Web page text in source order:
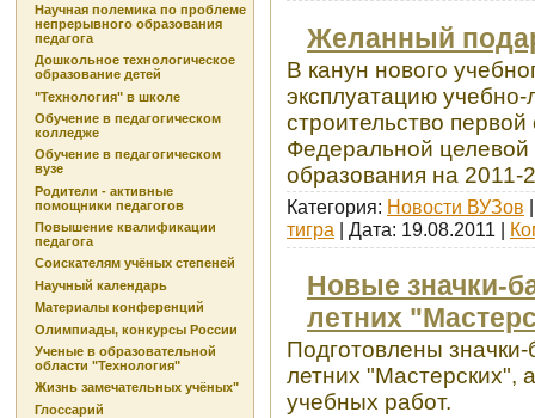
Научная полемика по проблеме
непрерывного образования
педагога
Дошкольное технологическое
образование детей
"Технология" в школе
Обучение в педагогическом
колледже
Обучение в педагогическом
вузе
Родители - активные
помощники педагогов
Повышение квалификации
педагога
Соискателям учёных степеней
Научный календарь
Материалы конференций
Олимпиады, конкурсы России
Ученые в образовательной
области "Технология"
Жизнь замечательных учёных"
Глоссарий
Желанный
В канун нового
эксплуатацию
строительство
Федеральной целевой
образования на 2011-
Категория: Новости ВУЗов
тигра | Дата: 19.08.2011
Новые значки-
летних
Подготовлены
летних "Мастерских",
учебных работ.